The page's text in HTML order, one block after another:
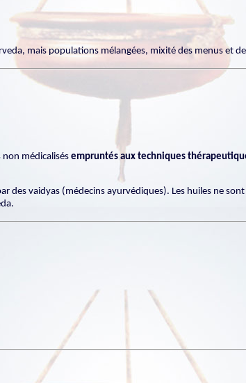
mais populations mélangées, mixité des menus et
médicalisés empruntés aux techniques
des vaidyas (médecins ayurvédiques). Les huiles ne